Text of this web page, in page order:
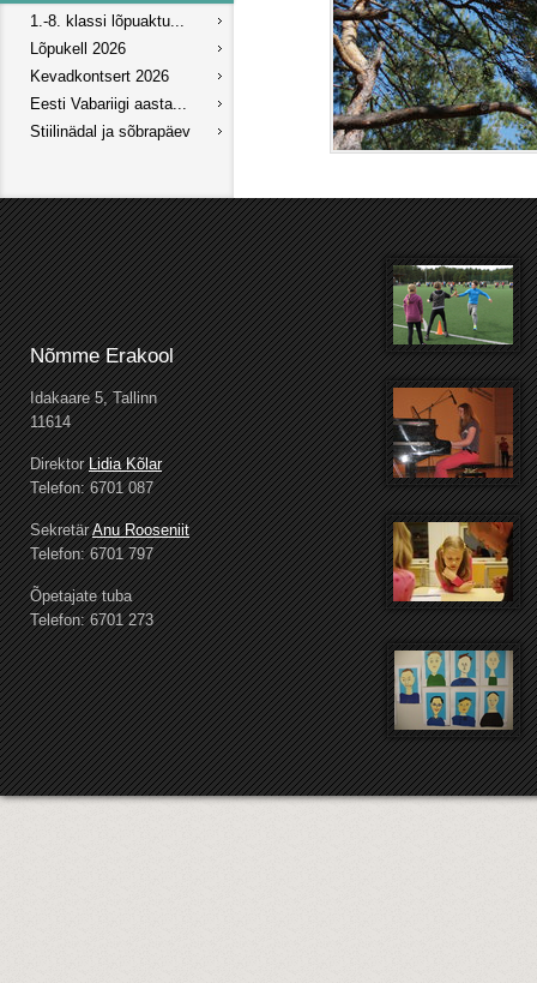
1.-8. klassi lõpuaktu...
Lõpukell 2026
Kevadkontsert 2026
Eesti Vabariigi aasta...
Stiilinädal ja sõbrapäev
Nõmme Erakool
Idakaare 5, Tallinn
11614
DirektorLidia Kõlar
Telefon: 6701 087
SekretärAnu Rooseniit
Telefon: 6701 797
Õpetajate tuba
Telefon: 6701 273